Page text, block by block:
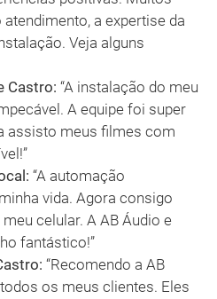
a expertise da
Veja alguns
Castro: “A instalação do meu
A equipe foi super
assisto meus filmes com
“A automação
vida. Agora consigo
celular. A AB Áudio e
fantástico!”
“Recomendo a AB
os meus clientes. Eles